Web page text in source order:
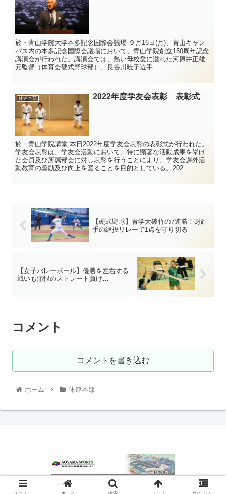
於・青山学院大学本多記念国際会議場 ９月16日(月)、青山キャン
パス内の本多記念国際会議場において、青山学院創立150周年記念
講演会が行われた。講演会では、熱い母校愛に溢れた河原井正雄
元監督（体育会硬式野球部）、長谷川暁子選手...
体連本部 2022年度学友会表彰 表彰式
於・青山学院講堂 本日2022年度学友会表彰の表彰式が行われた。
学友会表彰は、学友会活動において、特に顕著な活動成果を挙げ
た会員及び所属部会に対し表彰を行うことにより、学友会課外活
動教育の奨励及び向上を図ることを目的としている。202...
【硬式野球】青学大破竹の7連勝！3投
手の継投リレーで1点を守り切る
【女子バレーボール】優勝を左右する
戦いも痛恨のストレート負け…
コメント
コメントを書き込む
ホーム 体連本部
© 2020 青山スポーツ.